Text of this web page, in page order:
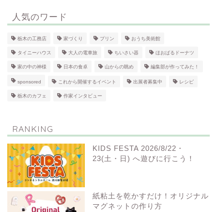
人気のワード
栃木の工務店 家づくり プリン おうち美術館
タイニーハウス 大人の電車旅 ちいさい器 ほおばるドーナツ
家の中の神様 日本の食卓 山からの眺め 編集部が作ってみた！
sponsored これから開催するイベント 出展者募集中 レシピ
栃木のカフェ 作家インタビュー
RANKING
KIDS FESTA 2026/8/22・
23(土・日) へ遊びに行こう！
紙粘土を乾かすだけ！オリジナル
マグネットの作り方